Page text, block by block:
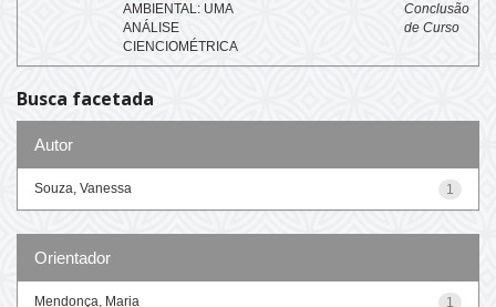
AMBIENTAL: UMA
ANÁLISE
CIENCIOMÉTRICA
Conclusão
de Curso
Busca facetada
Autor
1
Souza, Vanessa
Orientador
1
Mendonça, Maria